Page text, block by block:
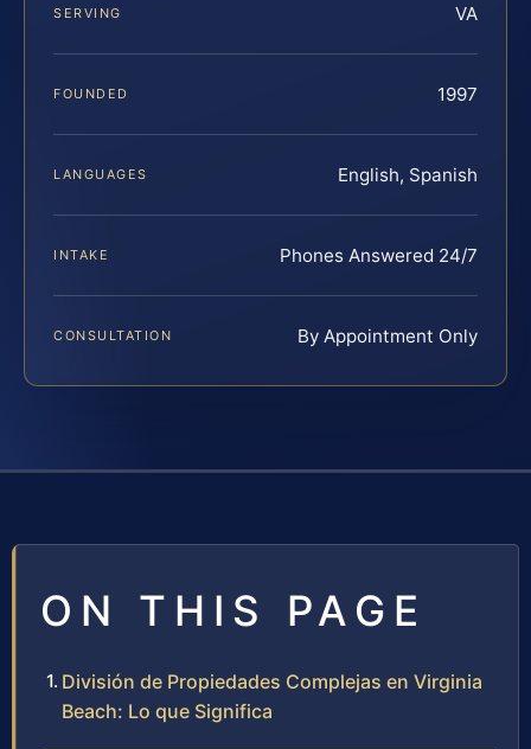
SERVING VA
FOUNDED 1997
LANGUAGES English, Spanish
INTAKE Phones Answered 24/7
CONSULTATION By Appointment Only
ON THIS PAGE
División de Propiedades Complejas en Virginia
Beach: Lo que Significa